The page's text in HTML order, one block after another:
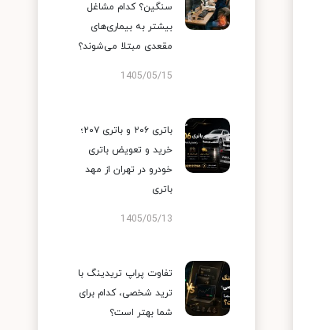
سنگین؟ کدام مشاغل
بیشتر به بیماری‌های
مقعدی مبتلا می‌شوند؟
1405/05/15
باتری ۲۰۶ و باتری ۲۰۷؛
خرید و تعویض باتری
خودرو در تهران از مهد
باتری
1405/05/13
تفاوت پراپ تریدینگ با
ترید شخصی، کدام برای
شما بهتر است؟